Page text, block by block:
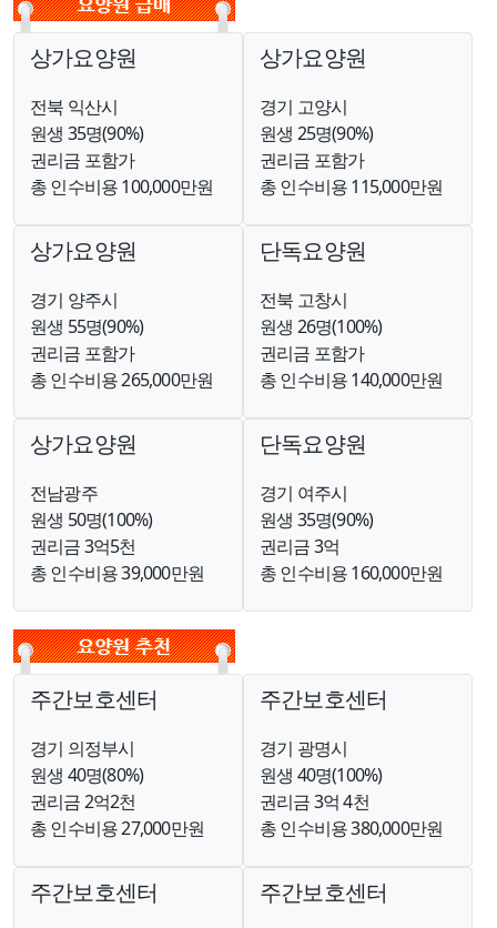
상가요양원
전북 익산시
원생 35명(90%)
권리금 포함가
총 인수비용 100,000만원
상가요양원
경기 고양시
원생 25명(90%)
권리금 포함가
총 인수비용 115,000만원
상가요양원
경기 양주시
원생 55명(90%)
권리금 포함가
총 인수비용 265,000만원
단독요양원
전북 고창시
원생 26명(100%)
권리금 포함가
총 인수비용 140,000만원
상가요양원
전남광주
원생 50명(100%)
권리금 3억5천
총 인수비용 39,000만원
단독요양원
경기 여주시
원생 35명(90%)
권리금 3억
총 인수비용 160,000만원
주간보호센터
경기 의정부시
원생 40명(80%)
권리금 2억2천
총 인수비용 27,000만원
주간보호센터
경기 광명시
원생 40명(100%)
권리금 3억 4천
총 인수비용 380,000만원
주간보호센터 주간보호센터